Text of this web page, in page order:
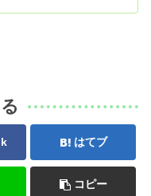
はてブ
コピー